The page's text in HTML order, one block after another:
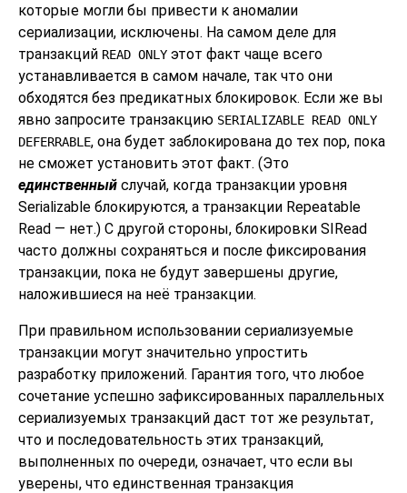
которые могли бы привести к аномалии
сериализации, исключены. На самом деле для
транзакций READ ONLY этот факт чаще всего
устанавливается в самом начале, так что они
обходятся без предикатных блокировок. Если же вы
явно запросите транзакцию SERIALIZABLE READ ONLY
DEFERRABLE, она будет заблокирована до тех пор, пока
не сможет установить этот факт. (Это
единственный случай, когда транзакции уровня
Serializable блокируются, а транзакции Repeatable
Read — нет.) С другой стороны, блокировки SIRead
часто должны сохраняться и после фиксирования
транзакции, пока не будут завершены другие,
наложившиеся на неё транзакции.
При правильном использовании сериализуемые
транзакции могут значительно упростить
разработку приложений. Гарантия того, что любое
сочетание успешно зафиксированных параллельных
сериализуемых транзакций даст тот же результат,
что и последовательность этих транзакций,
выполненных по очереди, означает, что если вы
уверены, что единственная транзакция